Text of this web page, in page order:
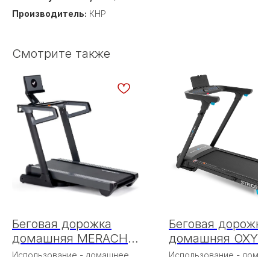
Производитель: КНР
Смотрите также
Беговая дорожка
домашняя MERACH
MR-T01
Использование - домашнее
Беговая дорожка
домашняя
FITNESS STRIDE
Использование -